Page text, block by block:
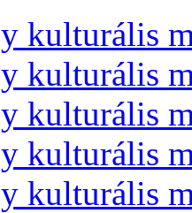
kulturális
kulturális
kulturális
kulturális
kulturális